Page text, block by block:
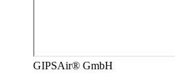
GIPSAir® GmbH